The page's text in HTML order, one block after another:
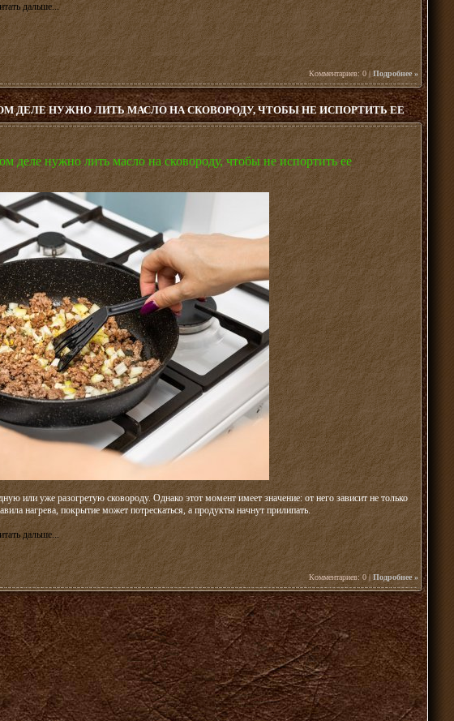
дальше...
Комментариев: 0 |Подробнее »
ДЕЛЕ НУЖНО ЛИТЬ МАСЛО НА СКОВОРОДУ, ЧТОБЫ НЕ ИСПОРТИТЬ ЕЕ
деле нужно лить масло на сковороду, чтобы не испортить ее
или уже разогретую сковороду. Однако этот момент имеет значение: от него зависит не только
нагрева, покрытие может потрескаться, а продукты начнут прилипать.
дальше...
Комментариев: 0 |Подробнее »